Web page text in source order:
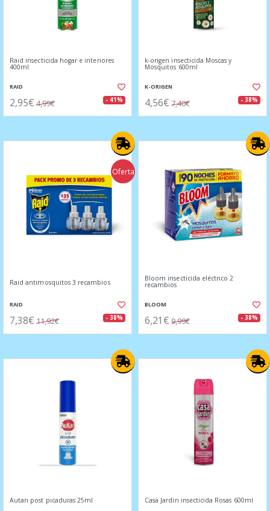
Raid insecticida hogar e interiores
400ml
RAID
2,95€ 4,99€ - 41%
k-origen insecticida Moscas y
Mosquitos 600ml
K-ORIGEN
4,56€ 7,40€ - 38%
Oferta
Raid antimosquitos 3 recambios
RAID
7,38€ 11,92€ - 38%
Bloom insecticida eléctrico 2
recambios
BLOOM
6,21€ 9,99€ - 38%
Autan post picaduras 25ml Casa Jardin insecticida Rosas 600ml